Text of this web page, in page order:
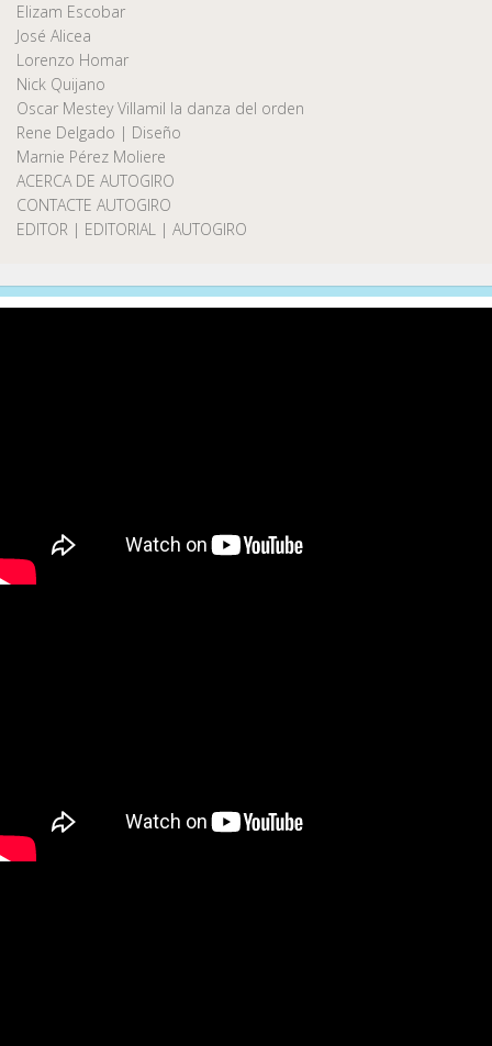
Elizam Escobar
José Alicea
Lorenzo Homar
Nick Quijano
Oscar Mestey Villamil la danza del orden
Rene Delgado | Diseño
Marnie Pérez Moliere
ACERCA DE AUTOGIRO
CONTACTE AUTOGIRO
EDITOR | EDITORIAL | AUTOGIRO